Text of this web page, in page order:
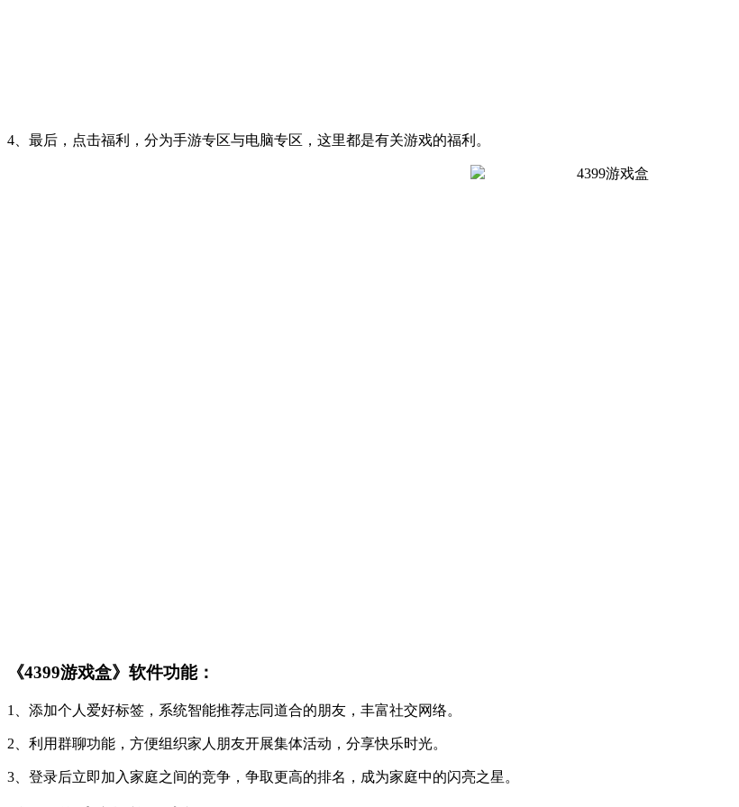
4、最后，点击福利，分为手游专区与电脑专区，这里都是有关游戏的福利。
《4399游戏盒》软件功能：
1、添加个人爱好标签，系统智能推荐志同道合的朋友，丰富社交网络。
2、利用群聊功能，方便组织家人朋友开展集体活动，分享快乐时光。
3、登录后立即加入家庭之间的竞争，争取更高的排名，成为家庭中的闪亮之星。